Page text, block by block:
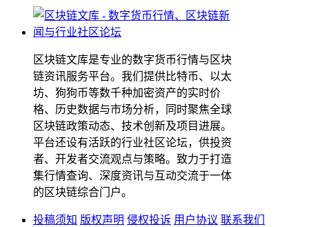
区块链文库是专业的数字货币行情与区块
链资讯服务平台。我们提供比特币、以太
坊、狗狗币等数千种加密资产的实时价
格、历史数据与市场分析，同时聚焦全球
区块链政策动态、技术创新及项目进展。
平台还设有活跃的行业社区论坛，供投资
者、开发者交流观点与策略。致力于打造
集行情查询、深度资讯与互动交流于一体
的区块链综合门户。
投稿须知 版权声明 侵权投诉 用户协议 联系我们